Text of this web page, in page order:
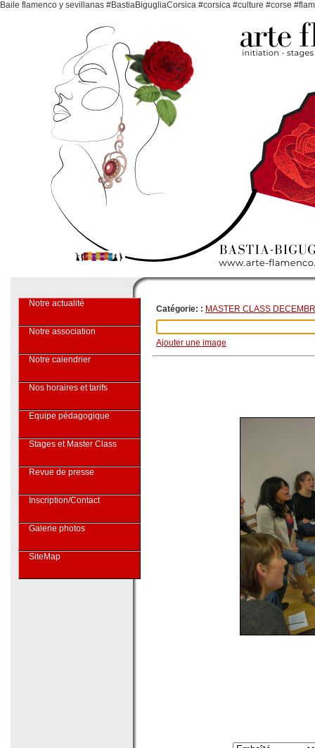
Baile flamenco y sevillanas #BastiaBigugliaCorsica #corsica #culture #corse
Notre actualité
Notre association
Notre calendrier
Nos horaires et tarifs
Equipe pédagogique
Stages et Master Class
Revue de presse
Inscription/Contact
Galerie photos
SiteMap
Catégorie: : MASTER CLASS
Ajouter une image